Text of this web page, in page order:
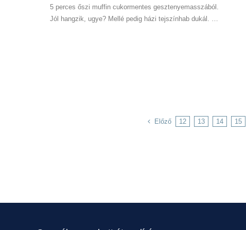
5 perces őszi muffin cukormentes gesztenyemasszából.
Jól hangzik, ugye? Mellé pedig házi tejszínhab dukál. …
Előző 12 13 14 15